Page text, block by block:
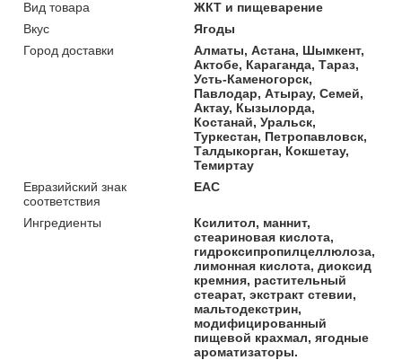
Вид товара
ЖКТ и пищеварение
Вкус
Ягоды
Город доставки
Алматы, Астана, Шымкент,
Актобе, Караганда, Тараз,
Усть-Каменогорск,
Павлодар, Атырау, Семей,
Актау, Кызылорда,
Костанай, Уральск,
Туркестан, Петропавловск,
Талдыкорган, Кокшетау,
Темиртау
Евразийский знак
соответствия
ЕАС
Ингредиенты
Ксилитол, маннит,
стеариновая кислота,
гидроксипропилцеллюлоза,
лимонная кислота, диоксид
кремния, растительный
стеарат, экстракт стевии,
мальтодекстрин,
модифицированный
пищевой крахмал, ягодные
ароматизаторы.